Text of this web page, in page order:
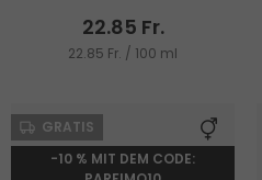
22.85 Fr.
22.85 Fr. / 100 ml
GRATIS
-10 % MIT DEM CODE: